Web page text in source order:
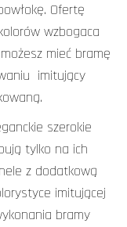
Ofertę
wzbogaca
mieć bramę
imitujący
szerokie
tylko na ich
z dodatkową
imitującej
bramy